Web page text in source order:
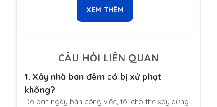
XEM THÊM
CÂU HỎI LIÊN QUAN
1. Xây nhà ban đêm có bị xử phạt
không?
Do ban ngày bận công việc, tôi cho thợ xây dựng